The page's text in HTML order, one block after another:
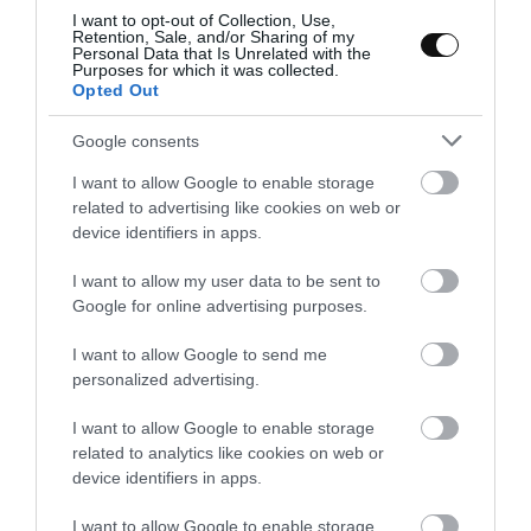
I want to opt-out of Collection, Use,
Retention, Sale, and/or Sharing of my
Personal Data that Is Unrelated with the
Purposes for which it was collected.
Opted Out
Google consents
I want to allow Google to enable storage
related to advertising like cookies on web or
device identifiers in apps.
I want to allow my user data to be sent to
Google for online advertising purposes.
I want to allow Google to send me
personalized advertising.
I want to allow Google to enable storage
related to analytics like cookies on web or
device identifiers in apps.
I want to allow Google to enable storage
lo vi hace tiempo y pensé que...
Eva